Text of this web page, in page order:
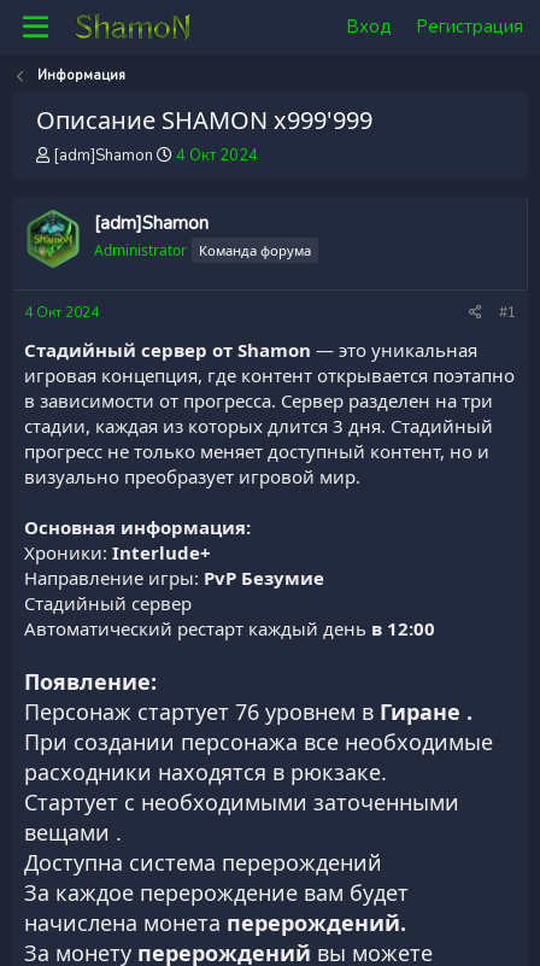
Вход Регистрация
Информация
Описание SHAMON x999'999
А
о
р
т
м
[adm]Shamon
Д
а
а
а
4 Окт 2024
[adm]Shamon
Administrator Команда форума
4 Окт 2024 #1
Стадийный сервер от Shamon — это уникальная
игровая концепция, где контент открывается поэтапно
в зависимости от прогресса. Сервер разделен на три
стадии, каждая из которых длится 3 дня. Стадийный
прогресс не только меняет доступный контент, но и
визуально преобразует игровой мир.
Основная информация:
Хроники: Interlude+
Направление игры: PvP Безумие
Стадийный сервер
Автоматический рестарт каждый день в 12:00
Появление:
Персонаж стартует 76 уровнем в Гиране .
При создании персонажа все необходимые
расходники находятся в рюкзаке.
Стартует с необходимыми заточенными
вещами .
Доступна система перерождений
За каждое перерождение вам будет
начислена монета перерождений.
За монету перерождений вы можете